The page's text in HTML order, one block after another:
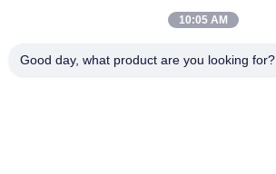
10:05 AM
Good day, what product are you looking for?